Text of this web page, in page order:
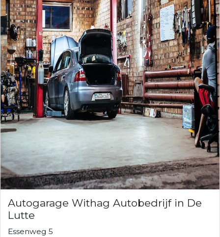
Autogarage Withag Autobedrijf in De
Lutte
Essenweg 5